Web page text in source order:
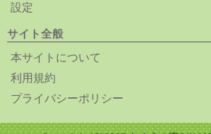
設定
サイト全般
本サイトについて
利用規約
プライバシーポリシー